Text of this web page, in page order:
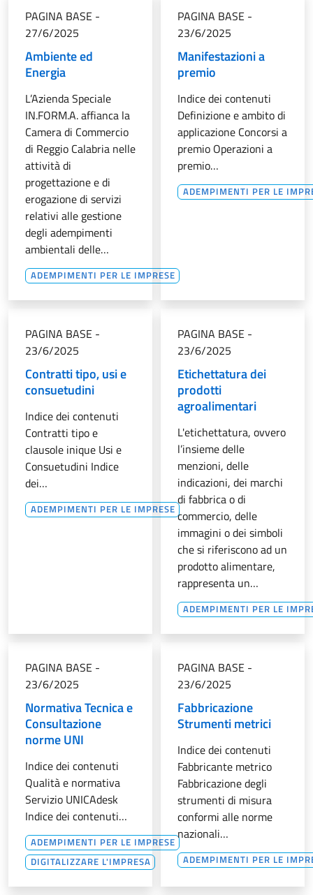
PAGINA BASE -
27/6/2025
Ambiente ed
Energia
L’Azienda Speciale
IN.FORM.A. affianca la
Camera di Commercio
di Reggio Calabria nelle
attività di
progettazione e di
erogazione di servizi
relativi alle gestione
degli adempimenti
ambientali delle…
ADEMPIMENTI PER LE IMPRESE
PAGINA BASE -
23/6/2025
Manifestazioni a
premio
Indice dei contenuti
Definizione e ambito di
applicazione Concorsi a
premio Operazioni a
premio…
ADEMPIMENTI PER LE
PAGINA BASE -
23/6/2025
Contratti tipo, usi e
consuetudini
Indice dei contenuti
Contratti tipo e
clausole inique Usi e
Consuetudini Indice
dei…
ADEMPIMENTI PER LE IMPRESE
PAGINA BASE -
23/6/2025
Etichettatura dei
prodotti
agroalimentari
L'etichettatura, ovvero
l’insieme delle
menzioni, delle
indicazioni, dei marchi
di fabbrica o di
commercio, delle
immagini o dei simboli
che si riferiscono ad un
prodotto alimentare,
rappresenta un…
ADEMPIMENTI PER LE
PAGINA BASE -
23/6/2025
Normativa Tecnica e
Consultazione
norme UNI
Indice dei contenuti
Qualità e normativa
Servizio UNICAdesk
Indice dei contenuti…
ADEMPIMENTI PER LE IMPRESE
DIGITALIZZARE L'IMPRESA
PAGINA BASE -
23/6/2025
Fabbricazione
Strumenti metrici
Indice dei contenuti
Fabbricante metrico
Fabbricazione degli
strumenti di misura
conformi alle norme
nazionali…
ADEMPIMENTI PER LE